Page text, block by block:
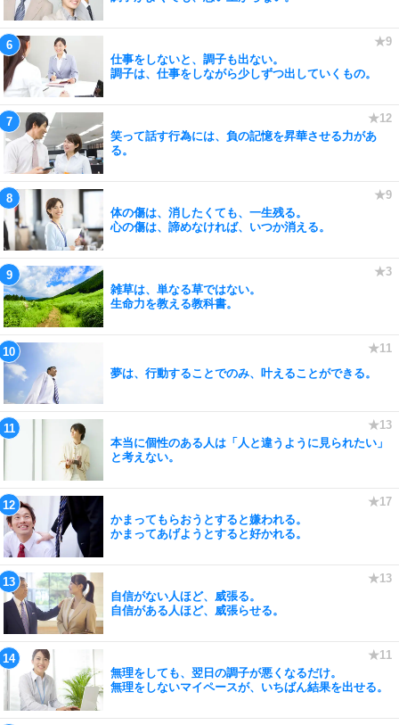
仕事をしないと、調子も出ない。
調子は、仕事をしながら少しずつ出していくもの。
笑って話す行為には、負の記憶を昇華させる力があ
る。
体の傷は、消したくても、一生残る。
心の傷は、諦めなければ、いつか消える。
雑草は、単なる草ではない。
生命力を教える教科書。
夢は、行動することでのみ、叶えることができる。
本当に個性のある人は「人と違うように見られたい」
と考えない。
かまってもらおうとすると嫌われる。
かまってあげようとすると好かれる。
自信がない人ほど、威張る。
自信がある人ほど、威張らせる。
無理をしても、翌日の調子が悪くなるだけ。
無理をしないマイペースが、いちばん結果を出せる。